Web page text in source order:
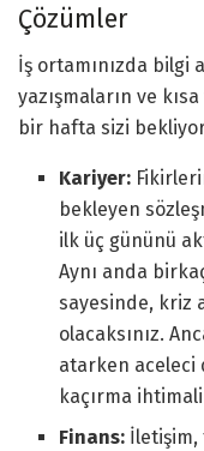
Çözümler
İş ortamınızda bilgi
yazışmaların ve
bir hafta sizi
Kariyer:
bekleyen
ilk üç gününü
Aynı anda
sayesinde, kriz
olacaksınız.
atarken aceleci
kaçırma
Finans: İletişim,